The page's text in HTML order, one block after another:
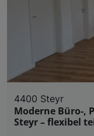
4400 Steyr
Moderne Büro-,
Steyr – flexibel